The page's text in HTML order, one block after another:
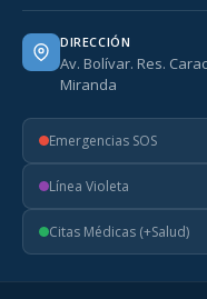
DIRECCIÓN
Av. Bolívar. Res.
Miranda
Emergencias SOS
Línea Violeta
Citas Médicas (+Salud)